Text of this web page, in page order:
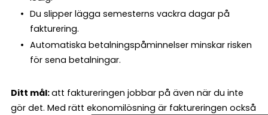
Du slipper lägga semesterns vackra dagar på
fakturering.
Automatiska betalningspåminnelser minskar risken
för sena betalningar.
Ditt mål:att faktureringen jobbar på även när du inte
gör det. Med rätt ekonomilösning är faktureringen också